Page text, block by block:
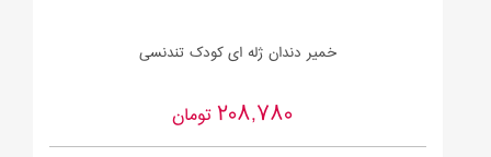
خمیر دندان ژله ای کودک تندنسی
208,780تومان